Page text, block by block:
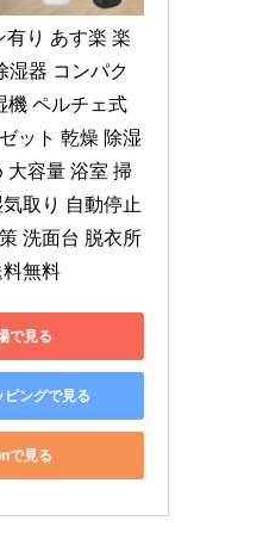
有り あす楽 楽
湿器 コンパク
機 ペルチェ式
ット 乾燥 除湿
大容量 浴室 掃
取り 自動停止
洗面台 脱衣所
料無料
で見る
ングで見る
で見る